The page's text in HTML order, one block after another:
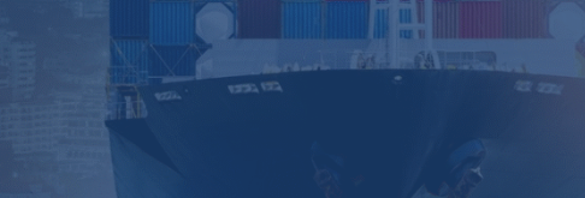
Momo có thanh toán quốc tế
Posted by Viet Trung Team
Đây là câu hỏi mà rất nhiều
triển kinh tế hiện nay. Với tính năng thanh toán đầy tiện ích, MoMo đã